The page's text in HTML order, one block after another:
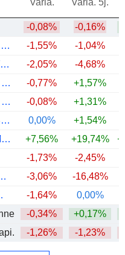
Varia. Varia. 5j.
-0,08% -0,16%
CHINA THREE GORGES RENEWABLES (GROUP) CO.,LTD.
-1,55% -1,04%
CHINA LONGYUAN POWER GROUP CORPORATION LIMITED
-2,05% -4,68%
GREEN DEVELOPMENT ELECTRICITY GROUP OF TIANJIN CO., LTD.
-0,77% +1,57%
JIANGSU NEW ENERGY DEVELOPMENT CO., LTD.
-0,08% +1,31%
GREENCOAT RENEWABLES PLC
0,00% +1,54%
MOGAN ENERJI YATIRIM HOLDING ANONIM SIRKETI
+7,56% +19,74%
-1,73% -2,45%
URETIM
-3,06% -16,48%
LIMITED
-1,64% 0,00%
-0,34% +0,17%
-1,26% -1,23%